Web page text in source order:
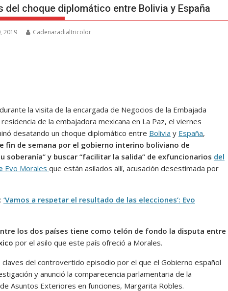
del choque diplomático entre Bolivia y España
2019 Cadenaradialtricolor
la visita de la encargada de Negocios de la Embajada
de la embajadora mexicana en La Paz, el viernes
desatando un choque diplomático entre Bolivia y España,
fin de semana por el gobierno interino boliviano de
soberanía” y buscar “facilitar la salida” de exfuncionarios del
Evo Morales que están asilados allí, acusación desestimada por
‘Vamos a respetar el resultado de las elecciones’: Evo
los dos países tiene como telón de fondo la disputa entre
por el asilo que este país ofreció a Morales.
claves del controvertido episodio por el que el Gobierno español
y anunció la comparecencia parlamentaria de la
Asuntos Exteriores en funciones, Margarita Robles.